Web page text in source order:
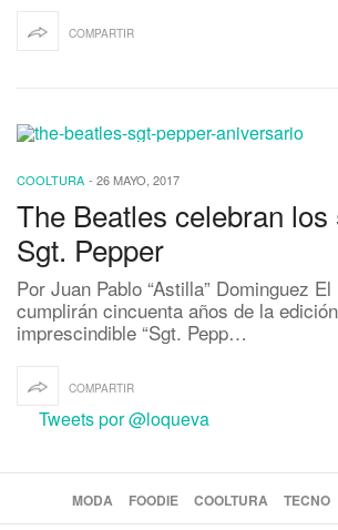
COMPARTIR
COOLTURA - 26 MAYO, 2017
The Beatles celebran los
Sgt. Pepper
Por Juan Pablo “Astilla” Dominguez
cumplirán cincuenta años de la
imprescindible “Sgt. Pepp…
COMPARTIR
Tweets por @loqueva
MODA FOODIE COOLTURA TECNO